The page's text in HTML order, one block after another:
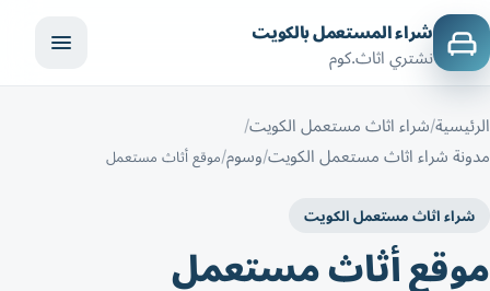
شراء المستعمل بالكويت
نشتري اثاث.كوم
الرئيسية شراء اثاث مستعمل الكويت
مدونة شراء اثاث مستعمل الكويت وسوم موقع أثاث مستعمل
شراء اثاث مستعمل الكويت
موقع أثاث مستعمل